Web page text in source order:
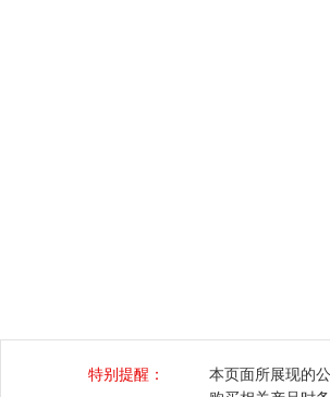
特别提醒：
本页面所展现的